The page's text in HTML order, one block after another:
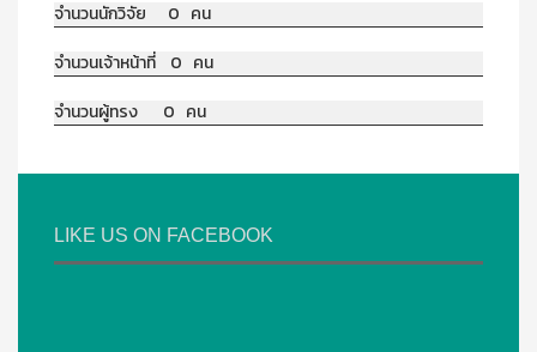
จำนวนนักวิจัย 0 คน
จำนวนเจ้าหน้าที่ 0 คน
จำนวนผู้ทรง 0 คน
LIKE US ON FACEBOOK